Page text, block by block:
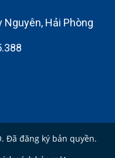
Hải Phòng
Đã đăng ký bản quyền.